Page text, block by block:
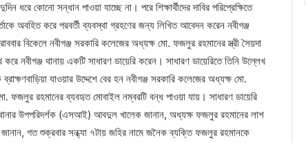
ধরে কোনো সন্ধান পাওয়া যাচ্ছে না। পরে শিক্ষার্থীদের দাবির পরিপ্রেক্ষিতে
অবহিত করে পরবর্তী ব্যবস্থা গ্রহণের জন্য লিখিত আবেদন করেন নবীগঞ্জ
বিকেলে নবীগঞ্জ সরকারি কলেজের অধ্যক্ষ মো. ফজলুর রহমানের স্ত্রী সৈয়দা
নবীগঞ্জ থানায় একটি সাধারণ ডায়েরি করেন। সাধারণ ডায়েরিতে তিনি উল্লেখ
যাওয়ার উদ্দেশে বের হন নবীগঞ্জ সরকারি কলেজের অধ্যক্ষ মো.
রহমানের ব্যবহৃত মোবাইল নম্বরটি বন্ধ পাওয়া যায়। সাধারণ ডায়েরি
থানার উপপরিদর্শক (এসআই) আবদুল খালেক জানান, অধ্যক্ষ ফজলুর রহমানের লাশ
গত শুক্রবার সন্ধ্যা ৭টায় জহির নামে জনৈক ব্যক্তি ফজলুর রহমানকে